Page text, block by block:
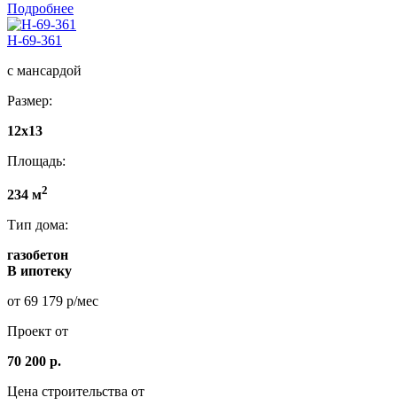
Подробнее
Н-69-361
с мансардой
Размер:
12x13
Площадь:
234 м2
Тип дома:
газобетон
В ипотеку
от 69 179 р/мес
Проект от
70 200 р.
Цена строительства от